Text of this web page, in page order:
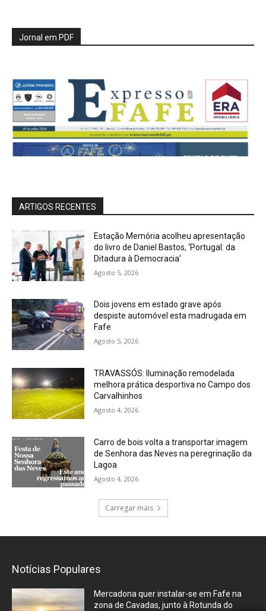
Jornal em PDF
ARTIGOS RECENTES
Estação Memória acolheu apresentação
do livro de Daniel Bastos, ‘Portugal: da
Ditadura à Democracia’
Agosto 5, 2026
Dois jovens em estado grave após
despiste automóvel esta madrugada em
Fafe
Agosto 5, 2026
TRAVASSÓS: Iluminação remodelada
melhora prática desportiva no Campo dos
Carvalhinhos
Agosto 4, 2026
Carro de bois volta a transportar imagem
de Senhora das Neves na peregrinação da
Lagoa
Agosto 4, 2026
Carregar mais
Notícias Populares
Mercadona quer instalar-se em Fafe na
zona de Cavadas, junto à Rotunda do